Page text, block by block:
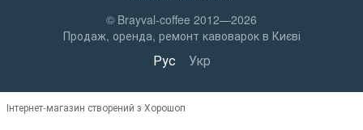
© Brayval-coffee 2012—2026
Продаж, оренда, ремонт кавоварок в Києві
Рус Укр
Інтернет-магазин створений з Хорошоп